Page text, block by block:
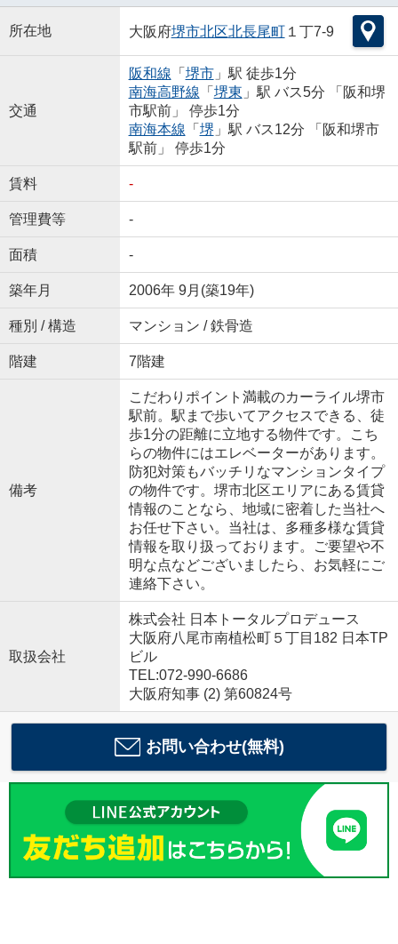
所在地 大阪府堺市北区北長尾町１丁7-9
交通
阪和線 「 堺市」駅 徒歩1分
南海高野線 「 堺東 」駅 バス5分 「阪和堺
市駅前」 停歩1分
南海本線 「 堺 」駅 バス12分 「阪和堺市
駅前」 停歩1分
賃料 -
管理費等 -
面積 -
築年月 2006年 9月(築19年)
種別 / 構造 マンション / 鉄骨造
階建 7階建
備考
こだわりポイント満載のカーライル堺市
駅前。駅まで歩いてアクセスできる、徒
歩1分の距離に立地する物件です。こち
らの物件にはエレベーターがあります。
防犯対策もバッチリなマンションタイプ
の物件です。堺市北区エリアにある賃貸
情報のことなら、地域に密着した当社へ
お任せ下さい。当社は、多種多様な賃貸
情報を取り扱っております。ご要望や不
明な点などございましたら、お気軽にご
連絡下さい。
取扱会社
株式会社 日本トータルプロデュース
大阪府八尾市南植松町５丁目182 日本TP
ビル
TEL:072-990-6686
大阪府知事 (2) 第60824号
お問い合わせ(無料)